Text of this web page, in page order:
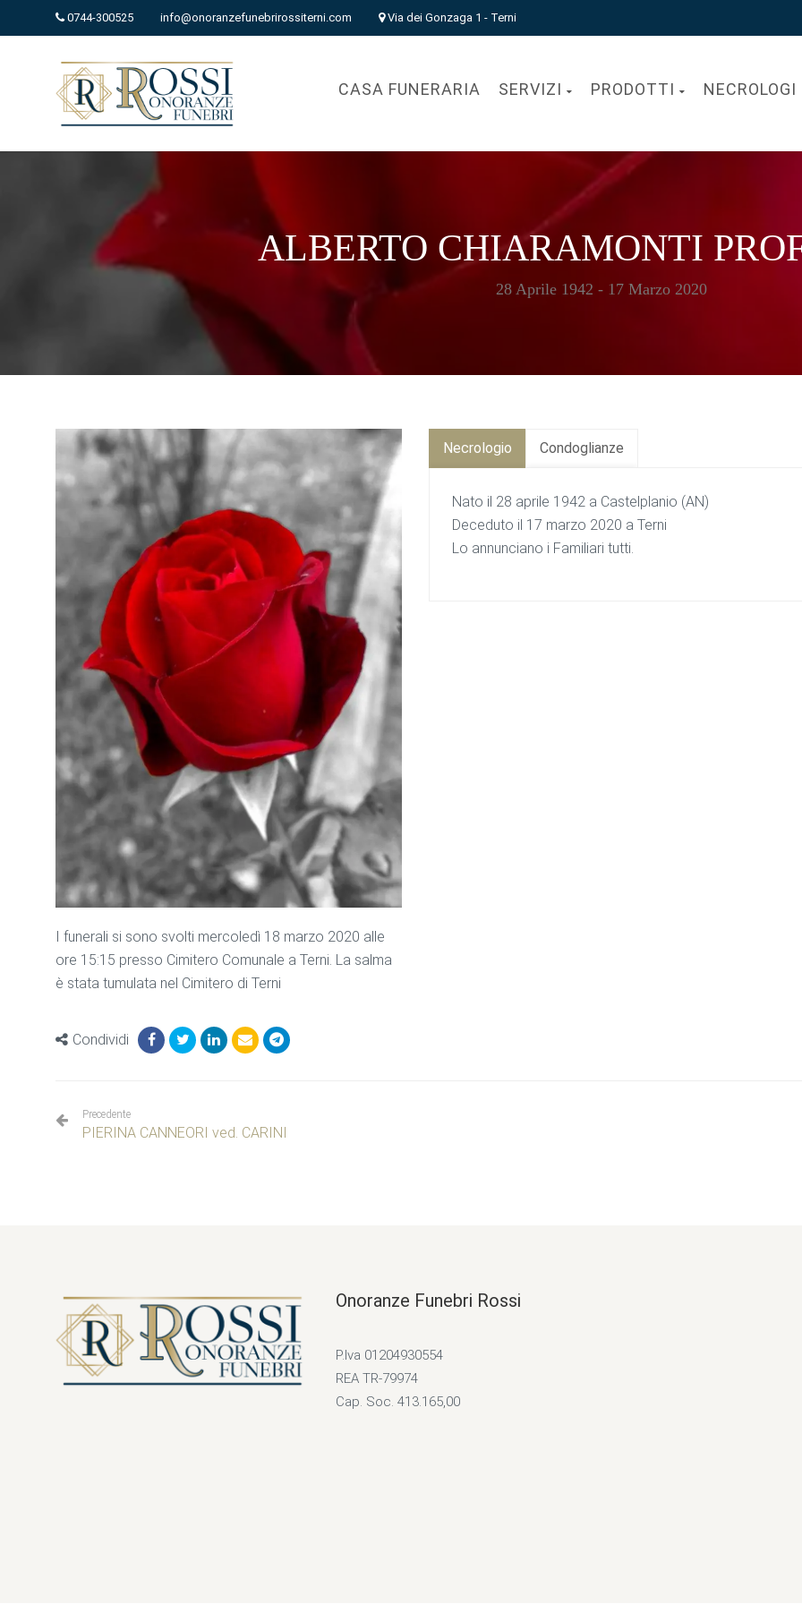
0744-300525 info@onoranzefunebrirossiterni.com Via dei Gonzaga 1 - Terni
CASA FUNERARIA SERVIZI PRODOTTI NECROLOGI
ALBERTO CHIARAMONTI
28 Aprile 1942 - 17 Marzo 2020
I funerali si sono svolti mercoledì 18 marzo 2020 alle
ore 15:15 presso Cimitero Comunale a Terni. La salma
è stata tumulata nel Cimitero di Terni
Condividi
Necrologio Condoglianze
Nato il 28 aprile 1942 a Castelplanio (AN)
Deceduto il 17 marzo 2020 a Terni
Lo annunciano i Familiari tutti.
Precedente
PIERINA CANNEORI ved. CARINI
Onoranze Funebri Rossi
P.Iva 01204930554
REA TR-79974
Cap. Soc. 413.165,00